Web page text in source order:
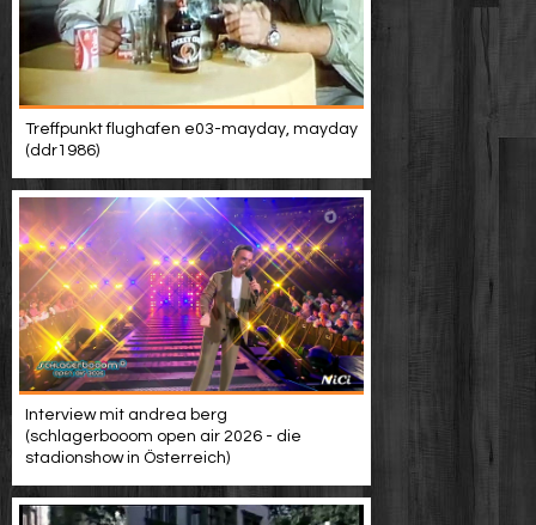
Treffpunkt flughafen e03-mayday, mayday
(ddr1986)
Interview mit andrea berg
(schlagerbooom open air 2026 - die
stadionshow in Österreich)